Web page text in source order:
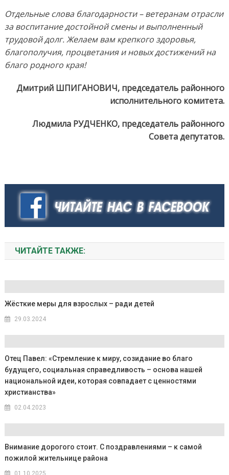
Отдельные слова благодарности – ветеранам отрасли
за воспитание достойной смены и выполненный
трудовой долг. Желаем вам крепкого здоровья,
благополучия, процветания и новых достижений на
благо родного края!
Дмитрий ШПИГАНОВИЧ, председатель районного
исполнительного комитета.
Людмила РУДЧЕНКО, председатель районного
Совета депутатов.
ЧИТАЙТЕ ТАКЖЕ:
Жёсткие меры для взрослых – ради детей
29.03.2024
Отец Павел: «Стремление к миру, созидание во благо
будущего, социальная справедливость – основа нашей
национальной идеи, которая совпадает с ценностями
христианства»
02.04.2023
Внимание дорогого стоит. С поздравлениями – к самой
пожилой жительнице района
01.10.2025